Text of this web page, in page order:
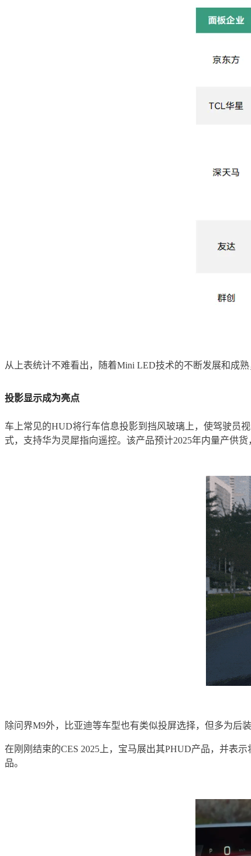
从上表统计不难看出，随着Mini LED技术的不断发展和成
投影显示成为亮点
车上常见的HUD将行车信息投影到挡风玻璃上，使驾驶员
式，支持华为灵犀指向遥控。该产品预计2025年内量产供货
除问界M9外，比亚迪等车型也有类似投屏选择，但多为后
在刚刚结束的CES 2025上，宝马展出其PHUD产品，并表
品。